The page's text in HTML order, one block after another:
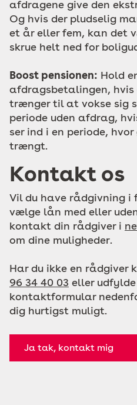
afdragene give den
Og hvis der pludselig
et år eller fem, kan det
skrue helt ned for
Boost pensionen: Hold
afdragsbetalingen, hvis
trænger til at vokse sig
periode uden afdrag,
ser ind i en periode,
trængt.
Kontakt os
Vil du have rådgivning i
vælge lån med eller
kontakt din rådgiver i
om dine muligheder.
Har du ikke en rådgiver
96 34 40 03 eller
kontaktformular
dig hurtigst muligt.
Ja tak, kontakt mig